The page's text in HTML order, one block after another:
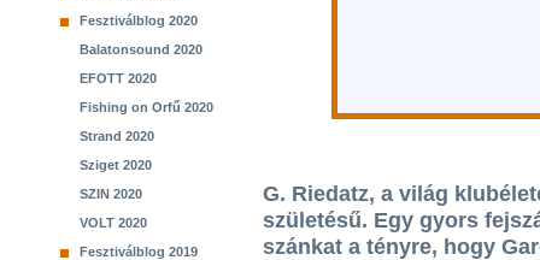
Fesztiválblog 2020
Balatonsound 2020
EFOTT 2020
Fishing on Orfű 2020
Strand 2020
Sziget 2020
SZIN 2020
VOLT 2020
Fesztiválblog 2019
G. Riedatz, a világ
születésű. Egy gyors
szánkat a tényre, hogy